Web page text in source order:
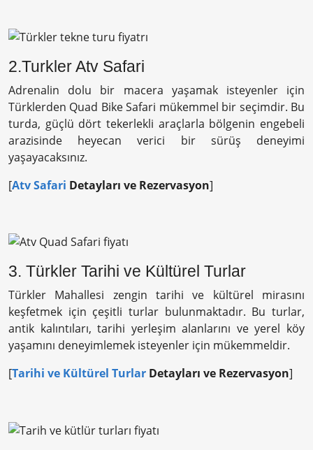
2.Turkler Atv Safari
Adrenalin dolu bir macera yaşamak isteyenler için
Türklerden Quad Bike Safari mükemmel bir seçimdir. Bu
turda, güçlü dört tekerlekli araçlarla bölgenin engebeli
arazisinde heyecan verici bir sürüş deneyimi
yaşayacaksınız.
[Atv Safari Detayları ve Rezervasyon]
3. Türkler Tarihi ve Kültürel Turlar
Türkler Mahallesi zengin tarihi ve kültürel mirasını
keşfetmek için çeşitli turlar bulunmaktadır. Bu turlar,
antik kalıntıları, tarihi yerleşim alanlarını ve yerel köy
yaşamını deneyimlemek isteyenler için mükemmeldir.
[Tarihi ve Kültürel Turlar Detayları ve Rezervasyon]